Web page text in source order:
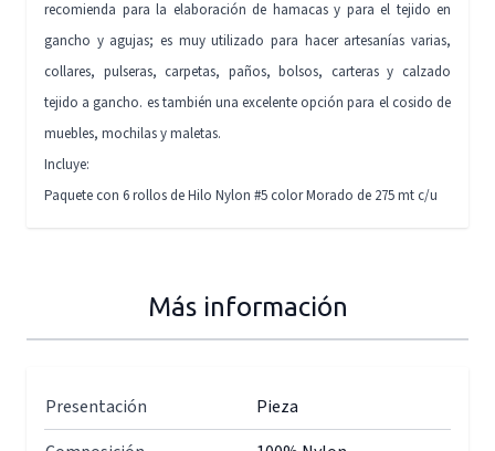
recomienda para la elaboración de hamacas y para el tejido en
gancho y agujas; es muy utilizado para hacer artesanías varias,
collares, pulseras, carpetas, paños, bolsos, carteras y calzado
tejido a gancho. es también una excelente opción para el cosido de
muebles, mochilas y maletas.
Incluye:
Paquete con 6 rollos de Hilo Nylon #5 color Morado de 275 mt c/u
Más información
Presentación
Pieza